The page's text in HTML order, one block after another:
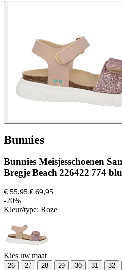
Bunnies
Bunnies Meisjesschoenen
Bregje Beach 226422 774
€ 55,95 € 69,95
-20%
Kleur/type: Roze
Kies uw maat
26 27 28 29 30 31 32